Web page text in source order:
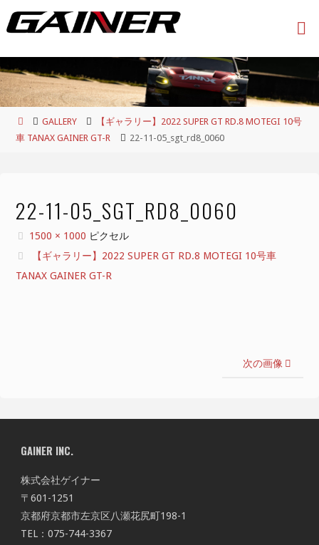
ン
ツ
へ
ホ
ー
GALLERY
【ギャラリー】2022 SUPER GT RD.8 MOTEGI 10号
車 TANAX GAINER GT-R
22-11-05_sgt_rd8_0060
22-11-05_SGT_RD8_0060
フ
ル
サ
1500 × 1000 ピクセル
【ギャラリー】2022 SUPER GT RD.8 MOTEGI 10号車
TANAX GAINER GT-R
次の画像
GAINER INC.
株式会社ゲイナー
〒601-1251
京都府京都市左京区八瀬花尻町198-1
TEL：075-744-3367